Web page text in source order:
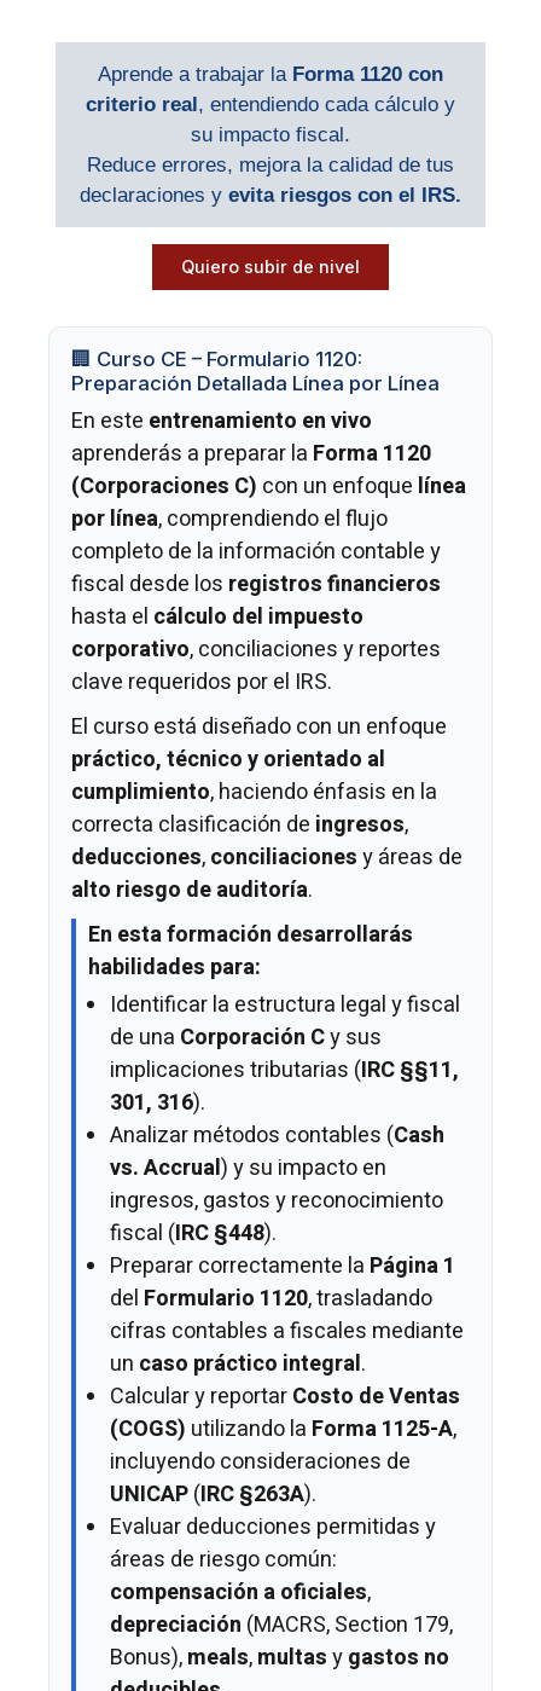
Aprende a trabajar la Forma 1120 con
criterio real, entendiendo cada cálculo y
su impacto fiscal.
Reduce errores, mejora la calidad de tus
declaraciones y evita riesgos con el IRS.
Quiero subir de nivel
🏢 Curso CE – Formulario 1120:
Preparación Detallada Línea por Línea
En este entrenamiento en vivo
aprenderás a preparar la Forma 1120
(Corporaciones C) con un enfoque línea
por línea, comprendiendo el flujo
completo de la información contable y
fiscal desde los registros financieros
hasta el cálculo del impuesto
corporativo, conciliaciones y reportes
clave requeridos por el IRS.
El curso está diseñado con un enfoque
práctico, técnico y orientado al
cumplimiento, haciendo énfasis en la
correcta clasificación de ingresos,
deducciones,conciliacionesy áreas de
alto riesgo de auditoría.
En esta formación desarrollarás
habilidades para:
Identificar la estructura legal y fiscal
de una Corporación Cy sus
implicaciones tributarias (IRC §§11,
301, 316).
Analizar métodos contables (Cash
vs. Accrual) y su impacto en
ingresos, gastos y reconocimiento
fiscal (IRC §448).
Preparar correctamente la Página 1
del Formulario 1120, trasladando
cifras contables a fiscales mediante
un caso práctico integral.
Calcular y reportarCosto de Ventas
(COGS) utilizando la Forma 1125-A,
incluyendo consideraciones de
UNICAP(IRC §263A).
Evaluar deducciones permitidas y
áreas de riesgo común:
compensación a oficiales,
depreciación (MACRS, Section 179,
Bonus),meals,multasygastos no